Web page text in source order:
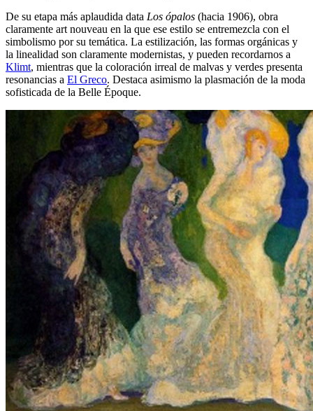
De su etapa más aplaudida data Los ópalos (hacia 1906), obra
claramente art nouveau en la que ese estilo se entremezcla con el
simbolismo por su temática. La estilización, las formas orgánicas y
la linealidad son claramente modernistas, y pueden recordarnos a
Klimt, mientras que la coloración irreal de malvas y verdes presenta
resonancias a El Greco. Destaca asimismo la plasmación de la moda
sofisticada de la Belle Époque.